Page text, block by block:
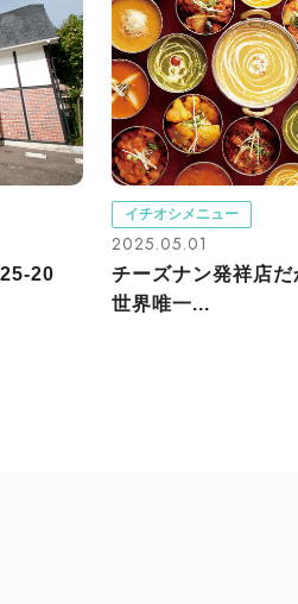
20
イチオシメニュー
2025.05.01
チーズナン発祥店だ
世界唯一...